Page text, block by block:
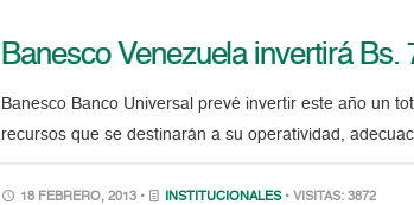
Banesco Venezuela invertirá
Banesco Banco Universal prevé invertir este año un
recursos que se destinarán a su operatividad,
18 FEBRERO, 2013 • INSTITUCIONALES • VISITAS: 3872